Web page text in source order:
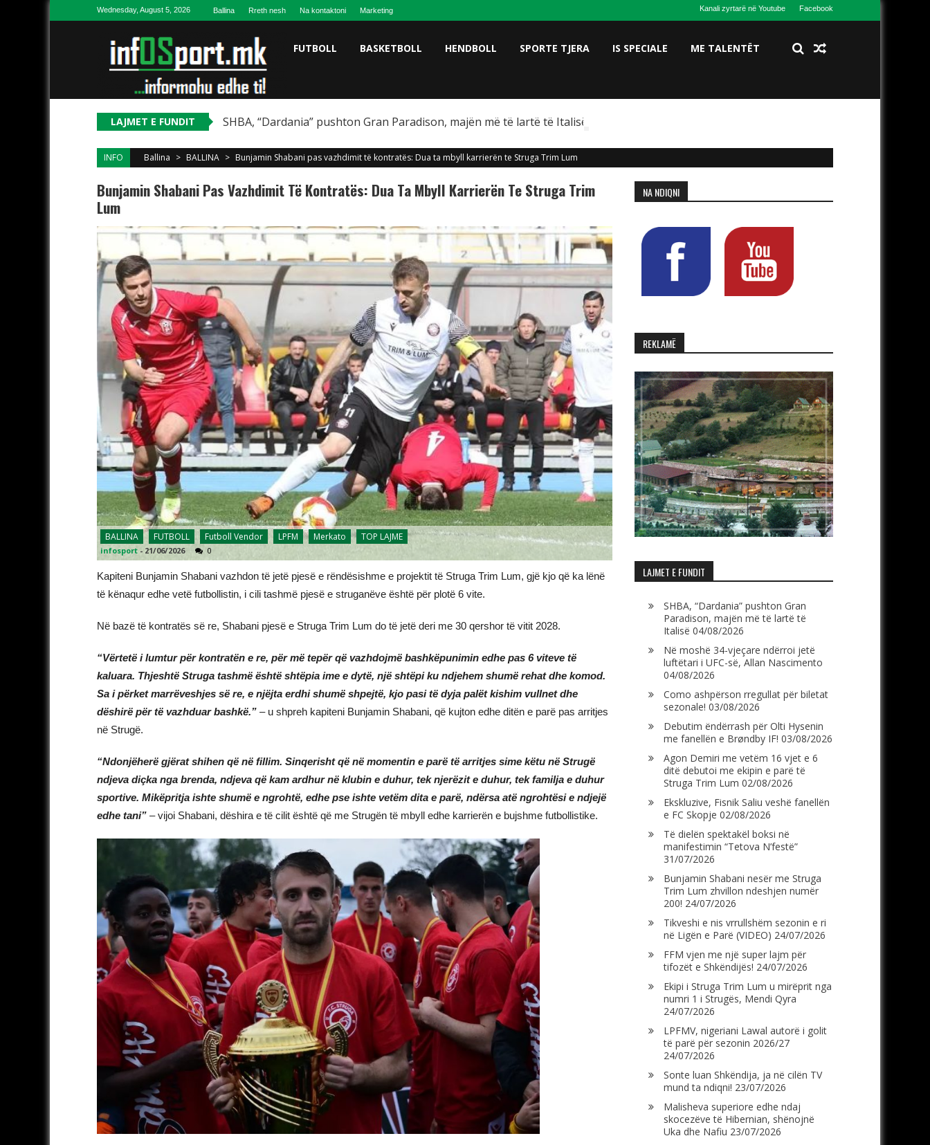
Skip to contentWednesday, August 5, 2026 Ballina Rreth nesh Na kontaktoni Marketing Kanali zyrtarë në Youtube Facebook
FUTBOLL BASKETBOLL HENDBOLL SPORTE TJERA IS SPECIALE ME TALENTËT
LAJMET E FUNDIT SHBA, “Dardania” pushton Gran Paradison, majën më të lartë të Italisë
INFO Ballina > BALLINA > Bunjamin Shabani pas vazhdimit të kontratës: Dua ta mbyll karrierën te Struga Trim Lum
Bunjamin Shabani Pas Vazhdimit Të Kontratës: Dua Ta Mbyll Karrierën Te Struga Trim
Lum
BALLINA FUTBOLL Futboll Vendor LPFM Merkato TOP LAJME
infosport - 21/06/2026 0
Kapiteni Bunjamin Shabani vazhdon të jetë pjesë e rëndësishme e projektit të Struga Trim Lum, gjë kjo që ka lënë
të kënaqur edhe vetë futbollistin, i cili tashmë pjesë e struganëve është për plotë 6 vite.
Në bazë të kontratës së re, Shabani pjesë e Struga Trim Lum do të jetë deri me 30 qershor të vitit 2028.
“Vërtetë i lumtur për kontratën e re, për më tepër që vazhdojmë bashkëpunimin edhe pas 6 viteve të
kaluara. Thjeshtë Struga tashmë është shtëpia ime e dytë, një shtëpi ku ndjehem shumë rehat dhe komod.
Sa i përket marrëveshjes së re, e njëjta erdhi shumë shpejtë, kjo pasi të dyja palët kishim vullnet dhe
dëshirë për të vazhduar bashkë.” – u shpreh kapiteni Bunjamin Shabani, që kujton edhe ditën e parë pas arritjes
në Strugë.
“Ndonjëherë gjërat shihen që në fillim. Sinqerisht që në momentin e parë të arritjes sime këtu në Strugë
ndjeva diçka nga brenda, ndjeva që kam ardhur në klubin e duhur, tek njerëzit e duhur, tek familja e duhur
sportive. Mikëpritja ishte shumë e ngrohtë, edhe pse ishte vetëm dita e parë, ndërsa atë ngrohtësi e ndjejë
edhe tani” – vijoi Shabani, dëshira e të cilit është që me Strugën të mbyll edhe karrierën e bujshme futbollistike.
NA NDIQNI
REKLAMË
LAJMET E FUNDIT
SHBA, “Dardania” pushton Gran
Paradison, majën më të lartë të
Italisë 04/08/2026
Në moshë 34-vjeçare ndërroi jetë
luftëtari i UFC-së, Allan Nascimento
04/08/2026
Como ashpërson rregullat për biletat
sezonale! 03/08/2026
Debutim ëndërrash për Olti Hysenin
me fanellën e Brøndby IF! 03/08/2026
Agon Demiri me vetëm 16 vjet e 6
ditë debutoi me ekipin e parë të
Struga Trim Lum 02/08/2026
Ekskluzive, Fisnik Saliu veshë fanellën
e FC Skopje 02/08/2026
Të dielën spektakël boksi në
manifestimin “Tetova N’festë”
31/07/2026
Bunjamin Shabani nesër me Struga
Trim Lum zhvillon ndeshjen numër
200! 24/07/2026
Tikveshi e nis vrrullshëm sezonin e ri
në Ligën e Parë (VIDEO) 24/07/2026
FFM vjen me një super lajm për
tifozët e Shkëndijës! 24/07/2026
Ekipi i Struga Trim Lum u mirëprit nga
numri 1 i Strugës, Mendi Qyra
24/07/2026
LPFMV, nigeriani Lawal autorë i golit
të parë për sezonin 2026/27
24/07/2026
Sonte luan Shkëndija, ja në cilën TV
mund ta ndiqni! 23/07/2026
Malisheva superiore edhe ndaj
skocezëve të Hibernian, shënojnë
Uka dhe Nafiu 23/07/2026